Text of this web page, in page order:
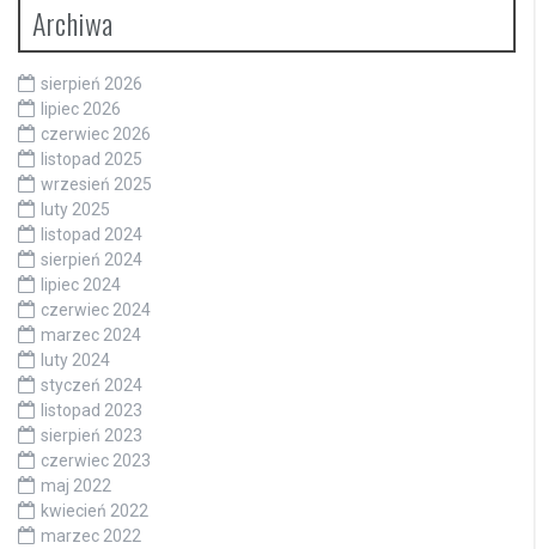
Archiwa
sierpień 2026
lipiec 2026
czerwiec 2026
listopad 2025
wrzesień 2025
luty 2025
listopad 2024
sierpień 2024
lipiec 2024
czerwiec 2024
marzec 2024
luty 2024
styczeń 2024
listopad 2023
sierpień 2023
czerwiec 2023
maj 2022
kwiecień 2022
marzec 2022